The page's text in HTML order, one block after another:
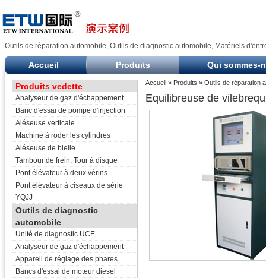
Outils de réparation automobile, Outils de diagnostic automobile, Matériels
Accueil Produits Qui sommes-
Produits vedette
Analyseur de gaz d'échappement
Banc d'essai de pompe d'injection
Aléseuse verticale
Machine à roder les cylindres
Aléseuse de bielle
Tambour de frein, Tour à disque
Pont élévateur à deux vérins
Pont élévateur à ciseaux de série
YQJJ
Outils de diagnostic
automobile
Unité de diagnostic UCE
Analyseur de gaz d'échappement
Appareil de réglage des phares
Bancs d'essai de moteur diesel
Accueil » Produits » Outils de réparation
Equilibreuse de